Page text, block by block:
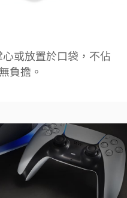
或放置於口袋，不佔
負擔。